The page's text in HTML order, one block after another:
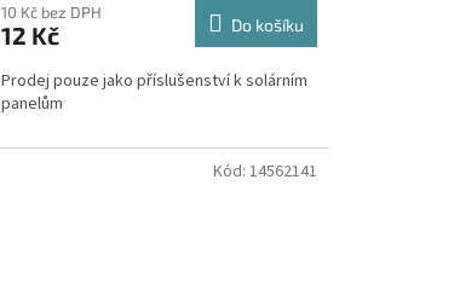
10 Kč bez DPH
12 Kč Do košíku
Prodej pouze jako příslušenství k solárním
panelům
Kód: 14562141